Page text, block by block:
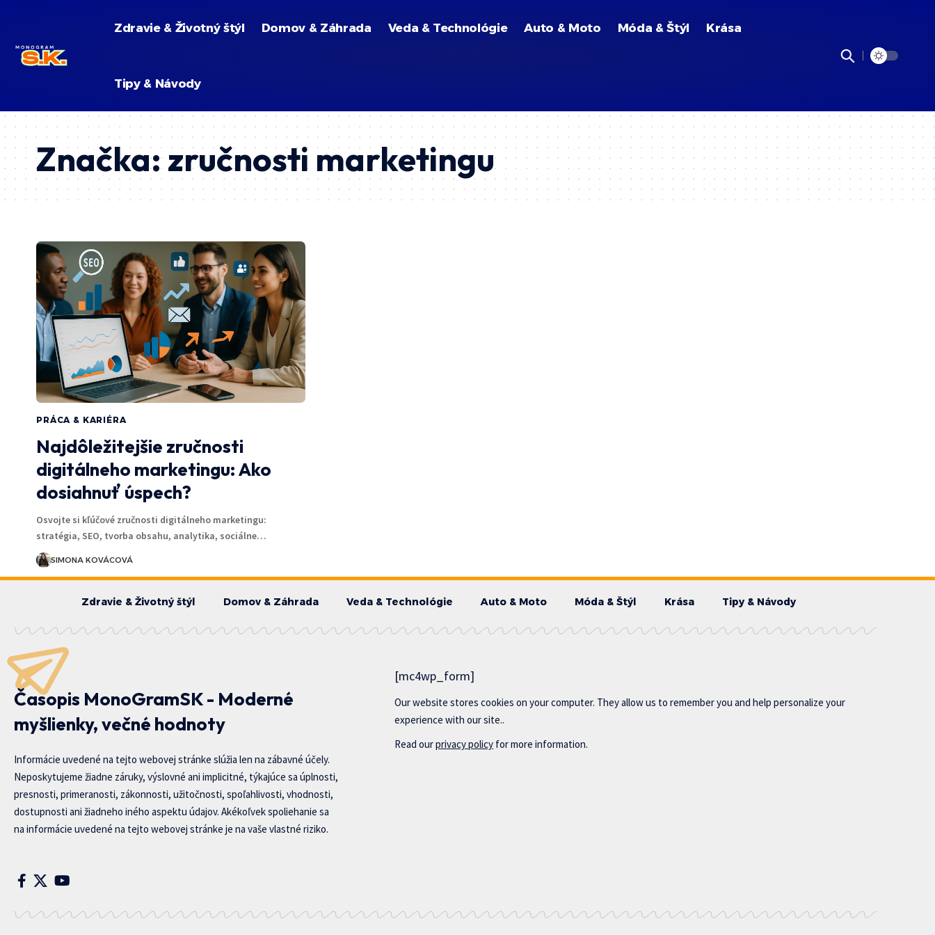
Zdravie & Životný štýl Domov & Záhrada Veda & Technológie Auto & Moto Móda & Štýl Krása
Tipy & Návody
Značka:zručnosti marketingu
PRÁCA & KARIÉRA
Najdôležitejšie zručnosti
digitálneho marketingu: Ako
dosiahnuť úspech?
Osvojte si kľúčové zručnosti digitálneho marketingu:
stratégia, SEO, tvorba obsahu, analytika, sociálne…
SIMONA KOVÁCOVÁ
Zdravie & Životný štýl Domov & Záhrada Veda & Technológie Auto & Moto Móda & Štýl Krása Tipy & Návody
Časopis MonoGramSK - Moderné
myšlienky, večné hodnoty
Informácie uvedené na tejto webovej stránke slúžia len na zábavné účely.
Neposkytujeme žiadne záruky, výslovné ani implicitné, týkajúce sa úplnosti,
presnosti, primeranosti, zákonnosti, užitočnosti, spoľahlivosti, vhodnosti,
dostupnosti ani žiadneho iného aspektu údajov. Akékoľvek spoliehanie sa
na informácie uvedené na tejto webovej stránke je na vaše vlastné riziko.
[mc4wp_form]
Our website stores cookies on your computer. They allow us to remember you and help personalize your
experience with our site..
Read ourprivacy policy for more information.